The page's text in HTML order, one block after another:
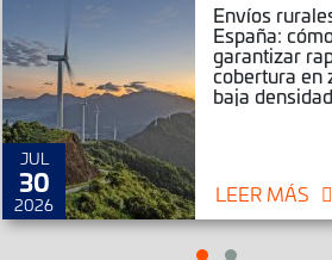
JUL
30
2026
Envíos
España:
garantizar
cobertura en
baja densidad
LEER MÁS